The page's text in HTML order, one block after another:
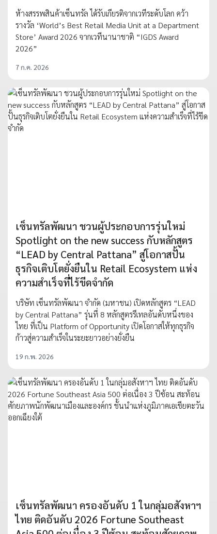
ห้างสรรพสินค้าเซ็นทรัล ได้รับเกียรติจากเวทีระดับโลก คว้า
รางวัล ‘World’s Best Retail Media Unit at a Department
Store’ Award 2026 จากเวทีนานาชาติ “IGDS Award
2026”
7 ก.ค. 2026
เซ็นทรัลพัฒนา ชวนผู้ประกอบการรุ่นใหม่
Spotlight on the new success กับหลักสูตร
“LEAD by Central Pattana” สู่โอกาสปั้น
ธุรกิจเติบโตยั่งยืนใน Retail Ecosystem แห่ง
ความสำเร็จที่ไร้ขีดจำกัด
บริษัท เซ็นทรัลพัฒนา จำกัด (มหาชน) เปิดหลักสูตร “LEAD
by Central Pattana” รุ่นที่ 8 หลักสูตรรีเทลอันดับหนึ่งของ
ไทย ที่เป็น Platform of Opportunity เปิดโอกาสให้ทุกธุรกิจ
ก้าวสู่ความสำเร็จในระยะยาวอย่างยั่งยืน
19 ก.พ. 2026
เซ็นทรัลพัฒนา ครองอันดับ 1 ในกลุ่มอสังหาฯ
ไทย ติดอันดับ 2026 Fortune Southeast